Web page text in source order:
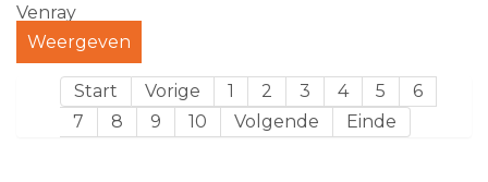
Venray
Weergeven
Start Vorige 1 2 3 4 5
6
7
8 9 10 Volgende Einde